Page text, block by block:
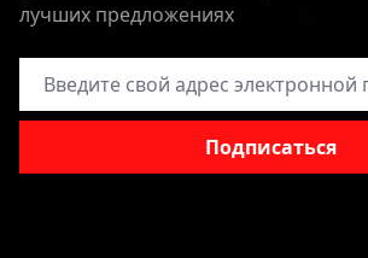
лучших предложениях
Адрес электронной почты
Подписаться